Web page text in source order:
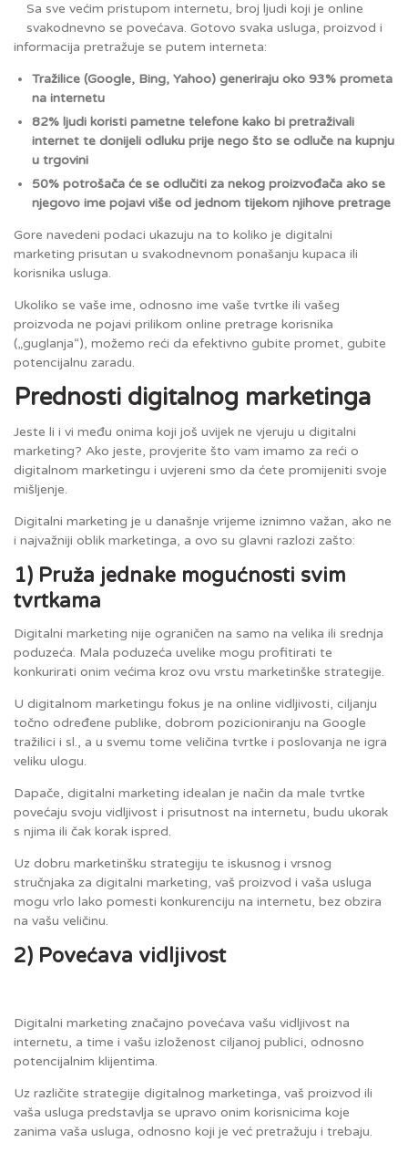
Sa sve većim pristupom internetu, broj ljudi koji je online
svakodnevno se povećava. Gotovo svaka usluga, proizvod i
informacija pretražuje se putem interneta:
Tražilice (Google, Bing, Yahoo) generiraju oko 93% prometa
na internetu
82% ljudi koristi pametne telefone kako bi pretraživali
internet te donijeli odluku prije nego što se odluče na kupnju
u trgovini
50% potrošača će se odlučiti za nekog proizvođača ako se
njegovo ime pojavi više od jednom tijekom njihove pretrage
Gore navedeni podaci ukazuju na to koliko je digitalni
marketing prisutan u svakodnevnom ponašanju kupaca ili
korisnika usluga.
Ukoliko se vaše ime, odnosno ime vaše tvrtke ili vašeg
proizvoda ne pojavi prilikom online pretrage korisnika
(„guglanja“), možemo reći da efektivno gubite promet, gubite
potencijalnu zaradu.
Prednosti digitalnog marketinga
Jeste li i vi među onima koji još uvijek ne vjeruju u digitalni
marketing? Ako jeste, provjerite što vam imamo za reći o
digitalnom marketingu i uvjereni smo da ćete promijeniti svoje
mišljenje.
Digitalni marketing je u današnje vrijeme iznimno važan, ako ne
i najvažniji oblik marketinga, a ovo su glavni razlozi zašto:
1) Pruža jednake mogućnosti svim
tvrtkama
Digitalni marketing nije ograničen na samo na velika ili srednja
poduzeća. Mala poduzeća uvelike mogu profitirati te
konkurirati onim većima kroz ovu vrstu marketinške strategije.
U digitalnom marketingu fokus je na online vidljivosti, ciljanju
točno određene publike, dobrom pozicioniranju na Google
tražilici i sl., a u svemu tome veličina tvrtke i poslovanja ne igra
veliku ulogu.
Dapače, digitalni marketing idealan je način da male tvrtke
povećaju svoju vidljivost i prisutnost na internetu, budu ukorak
s njima ili čak korak ispred.
Uz dobru marketinšku strategiju te iskusnog i vrsnog
stručnjaka za digitalni marketing, vaš proizvod i vaša usluga
mogu vrlo lako pomesti konkurenciju na internetu, bez obzira
na vašu veličinu.
2) Povećava vidljivost
Digitalni marketing značajno povećava vašu vidljivost na
internetu, a time i vašu izloženost ciljanoj publici, odnosno
potencijalnim klijentima.
Uz različite strategije digitalnog marketinga, vaš proizvod ili
vaša usluga predstavlja se upravo onim korisnicima koje
zanima vaša usluga, odnosno koji je već pretražuju i trebaju.